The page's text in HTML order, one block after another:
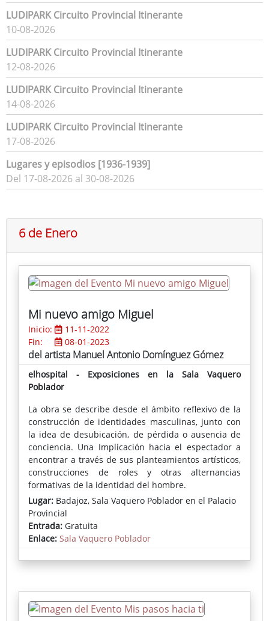
LUDIPARK Circuito Provincial Itinerante
10-08-2026
LUDIPARK Circuito Provincial Itinerante
12-08-2026
LUDIPARK Circuito Provincial Itinerante
14-08-2026
LUDIPARK Circuito Provincial Itinerante
17-08-2026
Lugares y episodios [1936-1939]
Del 17-08-2026 al 30-08-2026
6 de Enero
Mi nuevo amigo Miguel
Inicio:
11-11-2022
Fin:
08-01-2023
del artista Manuel Antonio Domínguez Gómez
elhospital - Exposiciones en la Sala Vaquero
Poblador
La obra se describe desde el ámbito reflexivo de la
construcción de identidades masculinas, junto con
la idea de desubicación, de pérdida o ausencia de
conciencia. Una Implicación hacia el espectador a
encontrar a través de sus planteamientos artísticos,
construcciones de roles y otras alternancias
formativas de la identidad del hombre.
Lugar: Badajoz, Sala Vaquero Poblador en el Palacio
Provincial
Entrada: Gratuita
Enlace: Sala Vaquero Poblador